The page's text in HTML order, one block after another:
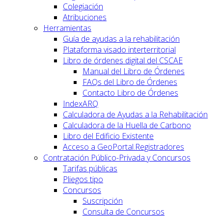
Colegiación
Atribuciones
Herramientas
Guía de ayudas a la rehabilitación
Plataforma visado interterritorial
Libro de órdenes digital del CSCAE
Manual del Libro de Órdenes
FAQs del Libro de Órdenes
Contacto Libro de Órdenes
IndexARQ
Calculadora de Ayudas a la Rehabilitación
Calculadora de la Huella de Carbono
Libro del Edificio Existente
Acceso a GeoPortal.Registradores
Contratación Público-Privada y Concursos
Tarifas públicas
Pliegos tipo
Concursos
Suscripción
Consulta de Concursos